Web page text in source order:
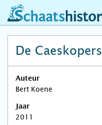
schaatshistorie.nl
De Caeskopers
Auteur
Bert Koene
Jaar
2011